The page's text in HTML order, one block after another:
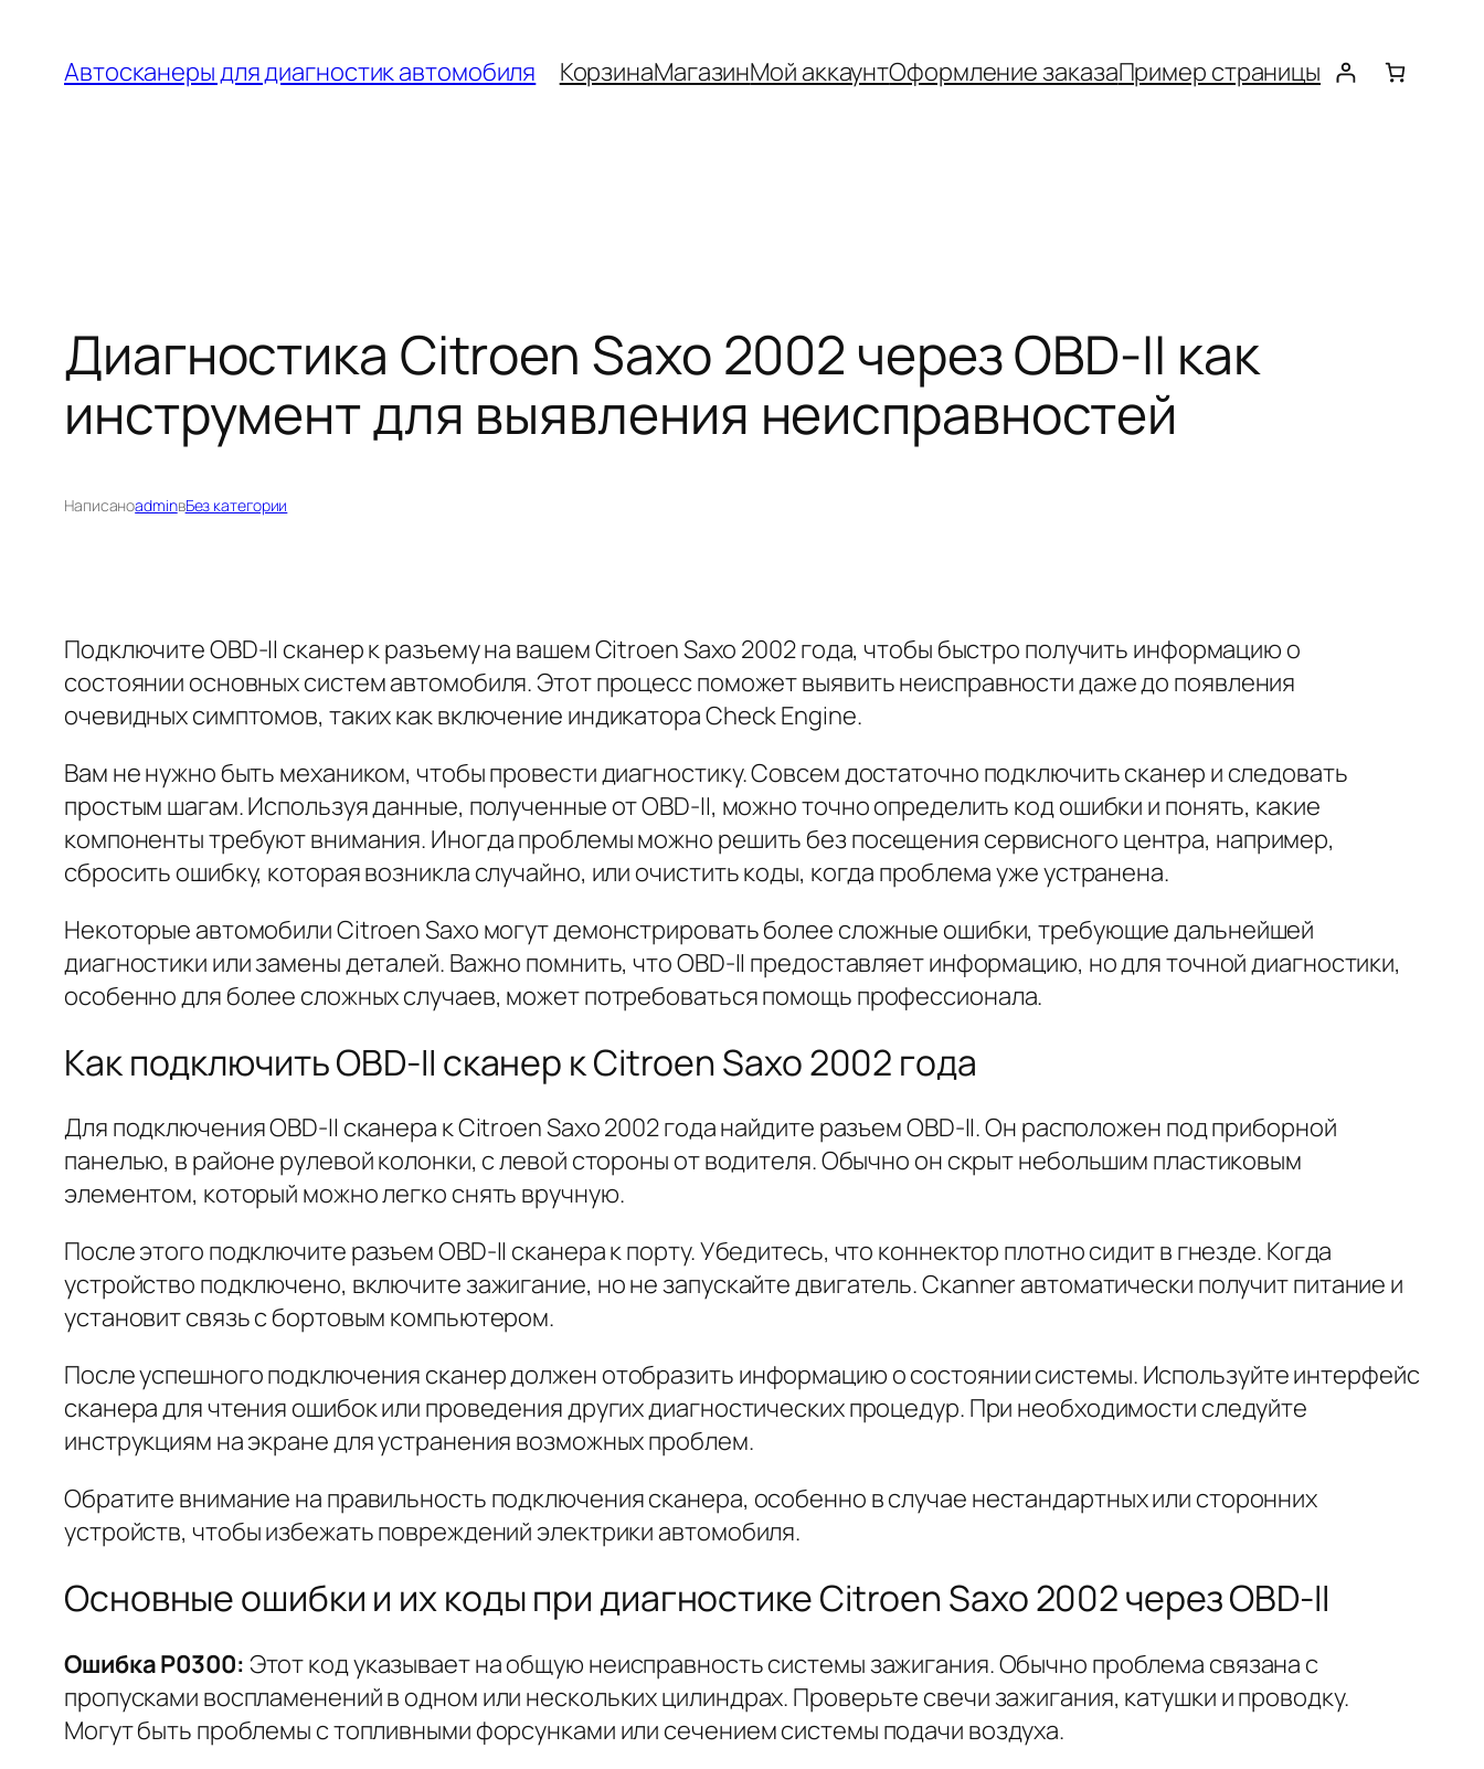
содержимому
Автосканеры для диагностик автомобиля КорзинаМагазинМой аккаунтОформление заказаПример страницы
Диагностика Citroen Saxo 2002 через OBD-II как
инструмент для выявления неисправностей
НаписаноadminвБез категории
Подключите OBD-II сканер к разъему на вашем Citroen Saxo 2002 года, чтобы быстро получить информацию о
состоянии основных систем автомобиля. Этот процесс поможет выявить неисправности даже до появления
очевидных симптомов, таких как включение индикатора Check Engine.
Вам не нужно быть механиком, чтобы провести диагностику. Совсем достаточно подключить сканер и следовать
простым шагам. Используя данные, полученные от OBD-II, можно точно определить код ошибки и понять, какие
компоненты требуют внимания. Иногда проблемы можно решить без посещения сервисного центра, например,
сбросить ошибку, которая возникла случайно, или очистить коды, когда проблема уже устранена.
Некоторые автомобили Citroen Saxo могут демонстрировать более сложные ошибки, требующие дальнейшей
диагностики или замены деталей. Важно помнить, что OBD-II предоставляет информацию, но для точной диагностики,
особенно для более сложных случаев, может потребоваться помощь профессионала.
Как подключить OBD-II сканер к Citroen Saxo 2002 года
Для подключения OBD-II сканера к Citroen Saxo 2002 года найдите разъем OBD-II. Он расположен под приборной
панелью, в районе рулевой колонки, с левой стороны от водителя. Обычно он скрыт небольшим пластиковым
элементом, который можно легко снять вручную.
После этого подключите разъем OBD-II сканера к порту. Убедитесь, что коннектор плотно сидит в гнезде. Когда
устройство подключено, включите зажигание, но не запускайте двигатель. Скanner автоматически получит питание и
установит связь с бортовым компьютером.
После успешного подключения сканер должен отобразить информацию о состоянии системы. Используйте интерфейс
сканера для чтения ошибок или проведения других диагностических процедур. При необходимости следуйте
инструкциям на экране для устранения возможных проблем.
Обратите внимание на правильность подключения сканера, особенно в случае нестандартных или сторонних
устройств, чтобы избежать повреждений электрики автомобиля.
Основные ошибки и их коды при диагностике Citroen Saxo 2002 через OBD-II
Ошибка P0300: Этот код указывает на общую неисправность системы зажигания. Обычно проблема связана с
пропусками воспламенений в одном или нескольких цилиндрах. Проверьте свечи зажигания, катушки и проводку.
Могут быть проблемы с топливными форсунками или сечением системы подачи воздуха.